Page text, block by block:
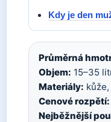
Kdy je den
Průměrná
Objem: 15–35
Materiály:
Cenové rozpětí:
Nejběžnější